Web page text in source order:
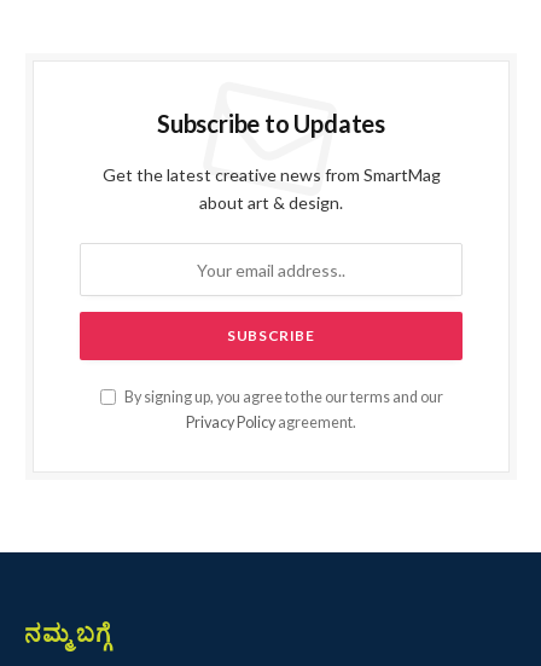
Subscribe to Updates
Get the latest creative news from SmartMag
about art & design.
By signing up, you agree to the our terms and our
Privacy Policy agreement.
ನಮ್ಮ ಬಗ್ಗೆ